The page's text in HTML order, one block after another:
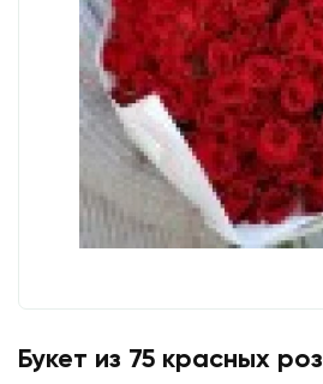
Букет из 75 красных роз